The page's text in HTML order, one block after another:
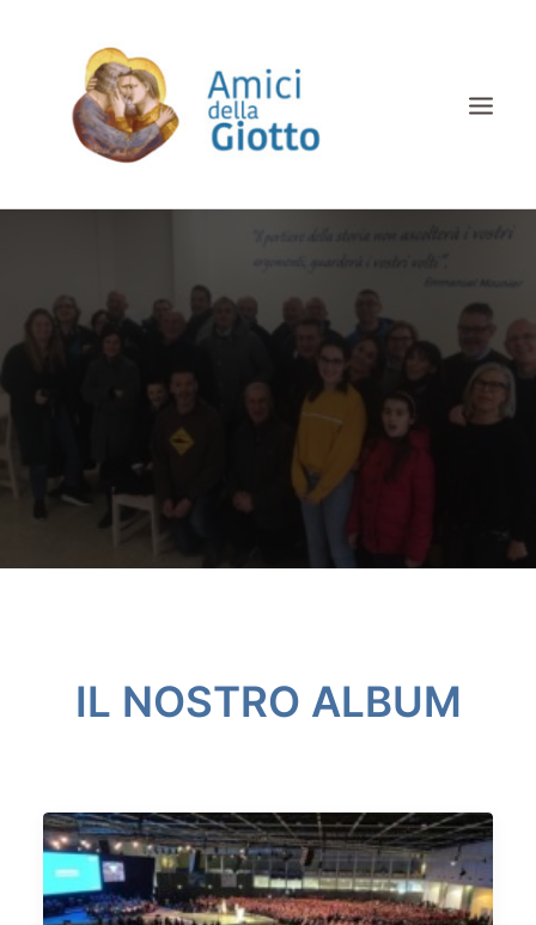
CHI SIAMO
COSA FACCIAMO
CONTATTI
IL NOSTRO ALBUM